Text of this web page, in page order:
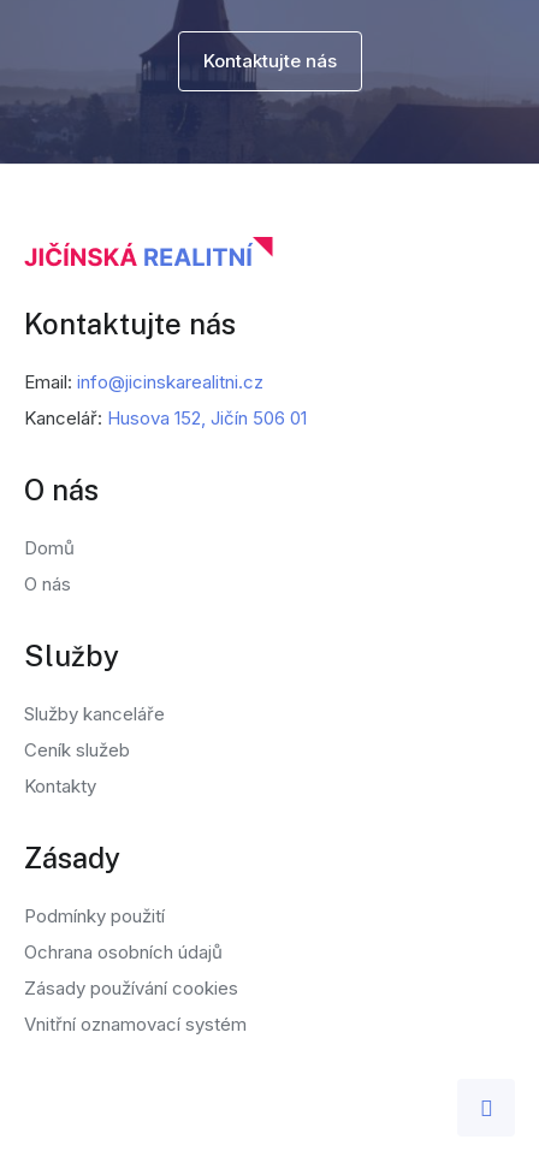
Kontaktujte nás
Kontaktujte nás
Email: info@jicinskarealitni.cz
Kancelář: Husova 152, Jičín 506 01
O nás
Domů
O nás
Služby
Služby kanceláře
Ceník služeb
Kontakty
Zásady
Podmínky použití
Ochrana osobních údajů
Zásady používání cookies
Vnitřní oznamovací systém